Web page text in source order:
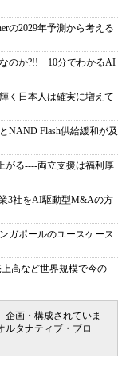
の2029年予測から考える
のか?!! 10分でわかるAI
く日本人は確実に増えて
NAND Flash供給緩和が及
がる----両立支援は福利厚
3社をAI駆動型M&Aの方
ガポールのユースケース
高など世界規模で今の
企画・構成されていま
ルタナティブ・ブロ